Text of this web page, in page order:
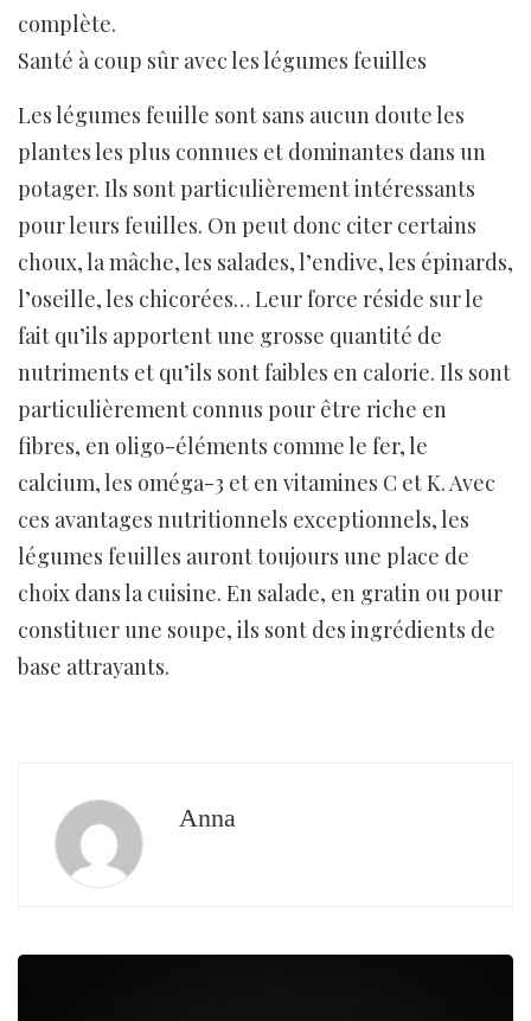
complète.
Santé à coup sûr avec les légumes feuilles
Les légumes feuille sont sans aucun doute les
plantes les plus connues et dominantes dans un
potager. Ils sont particulièrement intéressants
pour leurs feuilles. On peut donc citer certains
choux, la mâche, les salades, l’endive, les épinards,
l’oseille, les chicorées… Leur force réside sur le
fait qu’ils apportent une grosse quantité de
nutriments et qu’ils sont faibles en calorie. Ils sont
particulièrement connus pour être riche en
fibres, en oligo-éléments comme le fer, le
calcium, les oméga-3 et en vitamines C et K. Avec
ces avantages nutritionnels exceptionnels, les
légumes feuilles auront toujours une place de
choix dans la cuisine. En salade, en gratin ou pour
constituer une soupe, ils sont des ingrédients de
base attrayants.
Anna